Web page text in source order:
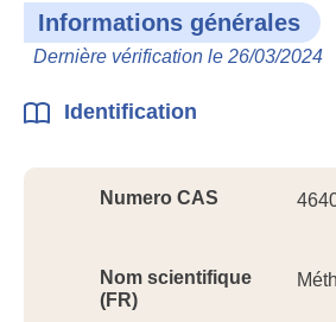
Informations générales
Dernière vérification le 26/03/2024
Identification
Numero CAS
Nom scientifique
(FR)